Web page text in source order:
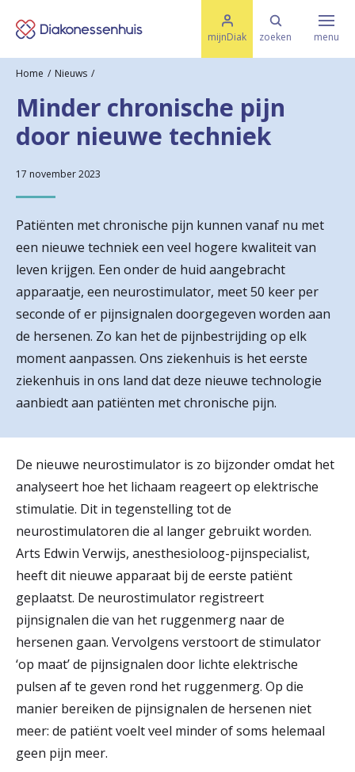
e
mijnDiak zoeken
M
e
menu
Ziektes & Aandoeningen
Spoed
Translate
Werken & Leren bij
Home Nieuws
Minder chronische pijn
door nieuwe techniek
17 november 2023
Patiënten met chronische pijn kunnen vanaf nu met
een nieuwe techniek een veel hogere kwaliteit van
leven krijgen. Een onder de huid aangebracht
apparaatje, een neurostimulator, meet 50 keer per
seconde of er pijnsignalen doorgegeven worden aan
de hersenen. Zo kan het de pijnbestrijding op elk
moment aanpassen. Ons ziekenhuis is het eerste
ziekenhuis in ons land dat deze nieuwe technologie
aanbiedt aan patiënten met chronische pijn.
De nieuwe neurostimulator is zo bijzonder omdat het
analyseert hoe het lichaam reageert op elektrische
stimulatie. Dit in tegenstelling tot de
neurostimulatoren die al langer gebruikt worden.
Arts Edwin Verwijs, anesthesioloog-pijnspecialist,
heeft dit nieuwe apparaat bij de eerste patiënt
geplaatst. De neurostimulator registreert
pijnsignalen die van het ruggenmerg naar de
hersenen gaan. Vervolgens verstoort de stimulator
‘op maat’ de pijnsignalen door lichte elektrische
pulsen af te geven rond het ruggenmerg. Op die
manier bereiken de pijnsignalen de hersenen niet
meer: de patiënt voelt veel minder of soms helemaal
geen pijn meer.